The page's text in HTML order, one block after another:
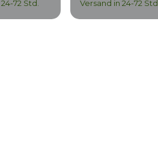
72 Std.
Versand in 24-72 Std.